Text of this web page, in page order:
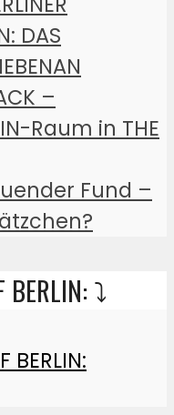
DAS
–
Raum in THE
Fund –
BERLIN: ⤵️